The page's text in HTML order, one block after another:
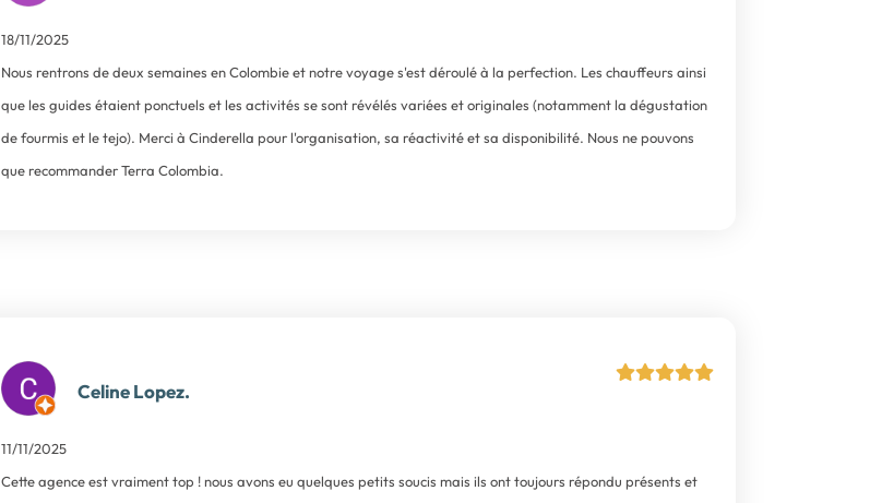
18/11/2025
Nous rentrons de deux semaines en Colombie et notre voyage s'est déroulé à la perfection. Les chauffeurs ainsi
que les guides étaient ponctuels et les activités se sont révélés variées et originales (notamment la dégustation
de fourmis et le tejo). Merci à Cinderella pour l'organisation, sa réactivité et sa disponibilité. Nous ne pouvons
que recommander Terra Colombia.
Celine Lopez.
11/11/2025
Cette agence est vraiment top ! nous avons eu quelques petits soucis mais ils ont toujours répondu présents et